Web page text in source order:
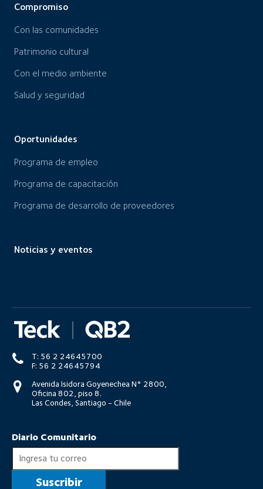
Compromiso
Con las comunidades
Patrimonio cultural
Con el medio ambiente
Salud y seguridad
Oportunidades
Programa de empleo
Programa de capacitación
Programa de desarrollo de proveedores
Noticias y eventos
T: 56 2 24645700
F: 56 2 24645794
Avenida Isidora Goyenechea N° 2800,
Oficina 802, piso 8.
Las Condes, Santiago - Chile
Diario Comunitario